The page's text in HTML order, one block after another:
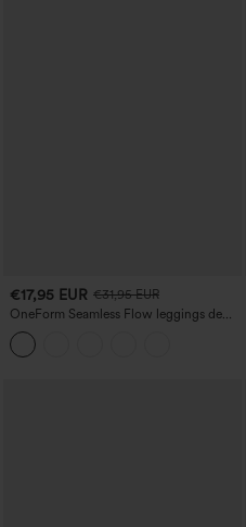
€17,95 EUR €31,95 EUR
OneForm Seamless Flow leggings de
yoga de talle alto con control abdominal
y realce de glúteos